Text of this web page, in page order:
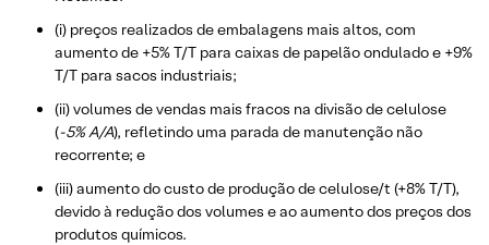
(i) preços realizados de embalagens mais altos, com
aumento de +5% T/T para caixas de papelão ondulado e +9%
T/T para sacos industriais;
(ii) volumes de vendas mais fracos na divisão de celulose
(-5% A/A), refletindo uma parada de manutenção não
recorrente; e
(iii) aumento do custo de produção de celulose/t (+8% T/T),
devido à redução dos volumes e ao aumento dos preços dos
produtos químicos.